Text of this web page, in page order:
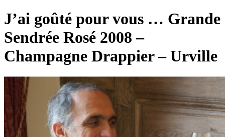
J’ai goûté pour vous … Grande
Sendrée Rosé 2008 –
Champagne Drappier – Urville